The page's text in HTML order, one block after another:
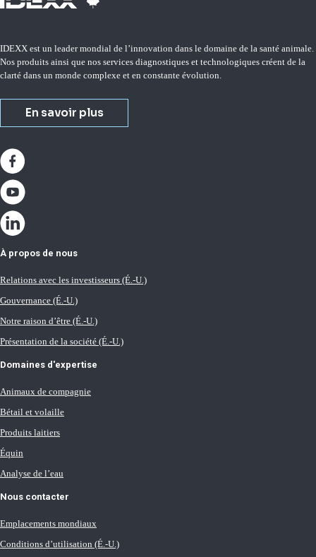
IDEXX est un leader mondial de l’innovation dans le domaine de la santé animale.
Nos produits ainsi que nos services diagnostiques et technologiques créent de la
clarté dans un monde complexe et en constante évolution.
En savoir plus
À propos de nous
Relations avec les investisseurs (É.-U.)
Gouvernance (É.-U.)
Notre raison d’être (É.-U.)
Présentation de la société (É.-U.)
Domaines d'expertise
Animaux de compagnie
Bétail et volaille
Produits laitiers
Équin
Analyse de l’eau
Nous contacter
Emplacements mondiaux
Conditions d’utilisation (É.-U.)